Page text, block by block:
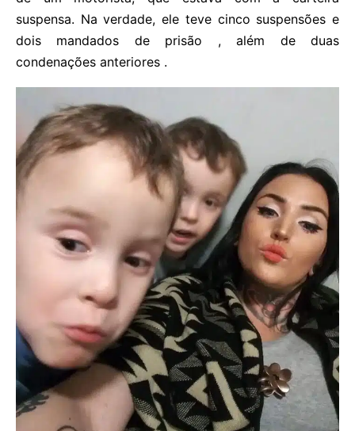
suspensa. Na verdade, ele teve cinco suspensões e
dois mandados de prisão , além de duas
condenações anteriores .